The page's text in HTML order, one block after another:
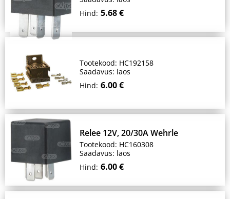
Hind: 5.68 €
Tootekood: HC192158
Saadavus: laos
Hind: 6.00 €
Relee 12V, 20/30A Wehrle
Tootekood: HC160308
Saadavus: laos
Hind: 6.00 €